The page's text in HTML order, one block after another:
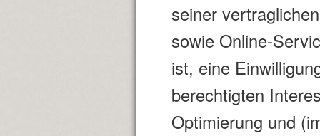
seiner
sowie Online-
ist, eine
berechtigten
Optimierung und